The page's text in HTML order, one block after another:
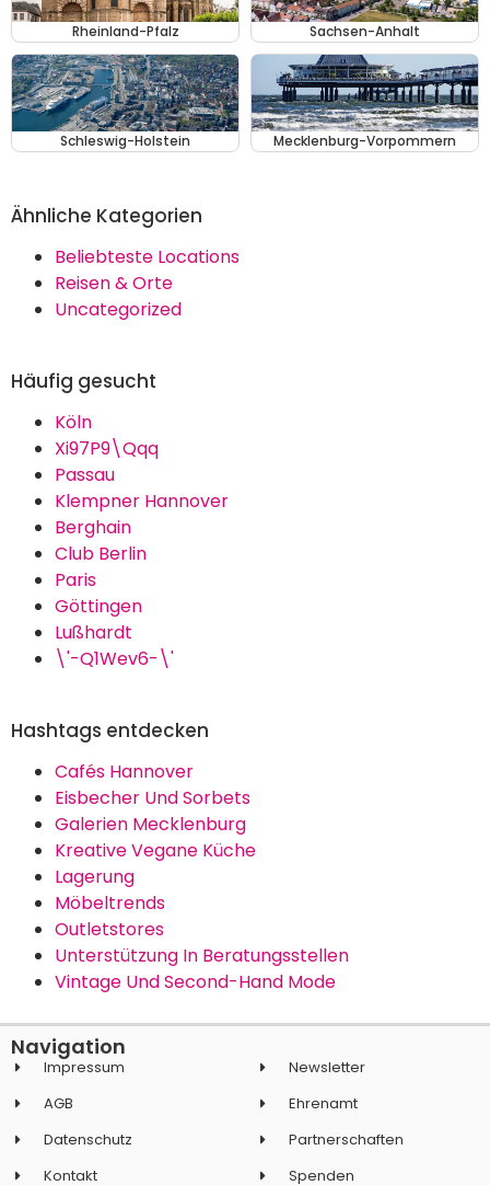
Rheinland-Pfalz Sachsen-Anhalt
Schleswig-Holstein Mecklenburg-Vorpommern
Ähnliche Kategorien
Beliebteste Locations
Reisen & Orte
Uncategorized
Häufig gesucht
Köln
Xi97P9\Qqq
Passau
Klempner Hannover
Berghain
Club Berlin
Paris
Göttingen
Lußhardt
\'-Q1Wev6-\'
Hashtags entdecken
Cafés Hannover
Eisbecher Und Sorbets
Galerien Mecklenburg
Kreative Vegane Küche
Lagerung
Möbeltrends
Outletstores
Unterstützung In Beratungsstellen
Vintage Und Second-Hand Mode
Navigation
Impressum
AGB
Datenschutz
Kontakt
Newsletter
Ehrenamt
Partnerschaften
Spenden